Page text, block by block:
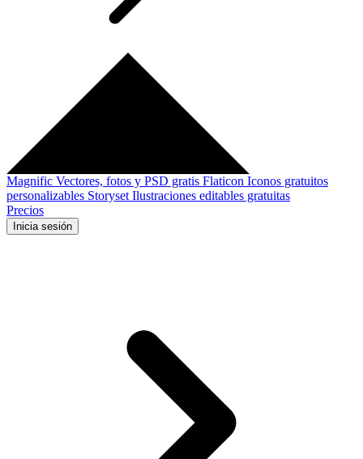
Magnific Vectores, fotos y PSD gratis Flaticon Iconos gratuitos
personalizables Storyset Ilustraciones editables gratuitas
Precios
Inicia sesión